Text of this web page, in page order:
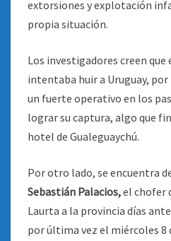
extorsiones y explotación
propia situación.
Los investigadores creen
intentaba huir a Uruguay,
un fuerte operativo en los
lograr su captura, algo que
hotel de Gualeguaychú.
Por otro lado, se encuentra
Sebastián Palacios,el chofer
Laurta a la provincia días
por última vez el miércoles 8